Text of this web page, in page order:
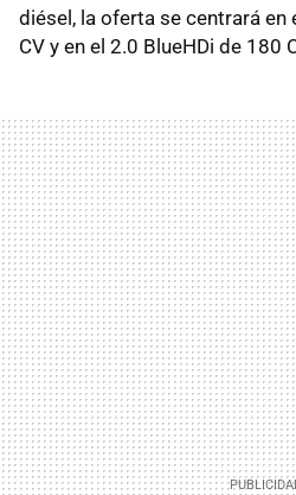
diésel, la oferta se centrará en
CV y en el 2.0 BlueHDi de 180